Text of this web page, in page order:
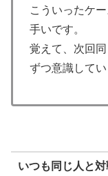
こういったケ
手いです。
覚えて、次回
ずつ意識してい
いつも同じ人と